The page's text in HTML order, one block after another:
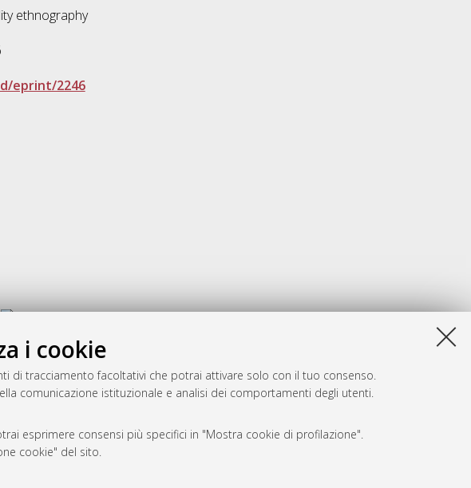
i cookie
di tracciamento facoltativi che potrai attivare solo con il tuo consenso.
comunicazione istituzionale e analisi dei comportamenti degli utenti.
esprimere consensi più specifici in "Mostra cookie di profilazione".
cookie" del sito.
ethnography
eprint/2246